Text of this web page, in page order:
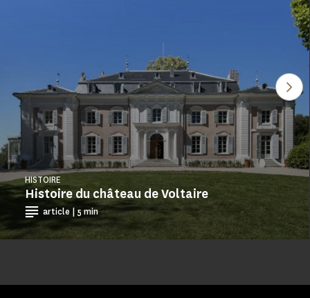
Histoire du château de Voltaire
HISTOIRE
article | 5 min